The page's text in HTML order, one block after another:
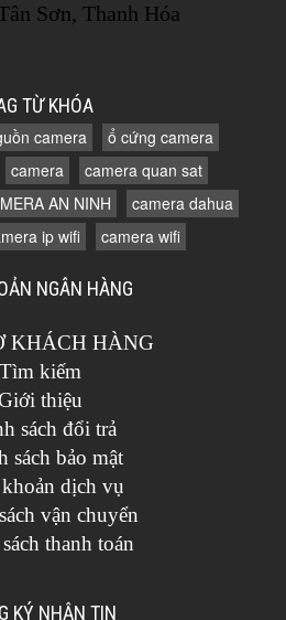
Sơn, Thanh Hóa
TỪ KHÓA
camera
ổ cứng camera
camera
camera quan sat
AN NINH
camera dahua
ip wifi camera wifi
NGÂN HÀNG
KHÁCH HÀNG
Tìm kiếm
thiệu
sách đổi trả
sách bảo mật
dịch vụ
vận chuyển
thanh toán
KÝ NHẬN TIN